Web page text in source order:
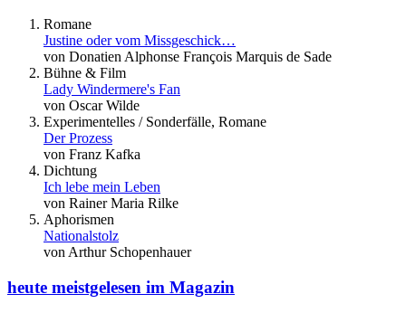
Romane
Justine oder vom Missgeschick…
von Donatien Alphonse François Marquis de Sade
Bühne & Film
Lady Windermere's Fan
von Oscar Wilde
Experimentelles / Sonderfälle, Romane
Der Prozess
von Franz Kafka
Dichtung
Ich lebe mein Leben
von Rainer Maria Rilke
Aphorismen
Nationalstolz
von Arthur Schopenhauer
heute meistgelesen im Magazin